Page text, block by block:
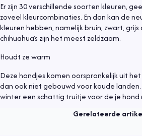
Er zijn 30 verschillende soorten kleuren,
zoveel kleurcombinaties. En dan kan de
kleuren hebben, namelijk bruin, zwart,
chihuahua’s zijn het meest zeldzaam.
Houdt ze warm
Deze hondjes komen oorspronkelijk uit
dan ook niet gebouwd voor koude
winter een schattig truitje voor de je
Gerelateerde
Informatief 6 juli 2021
Hond uit asiel, waar moet je op letten?